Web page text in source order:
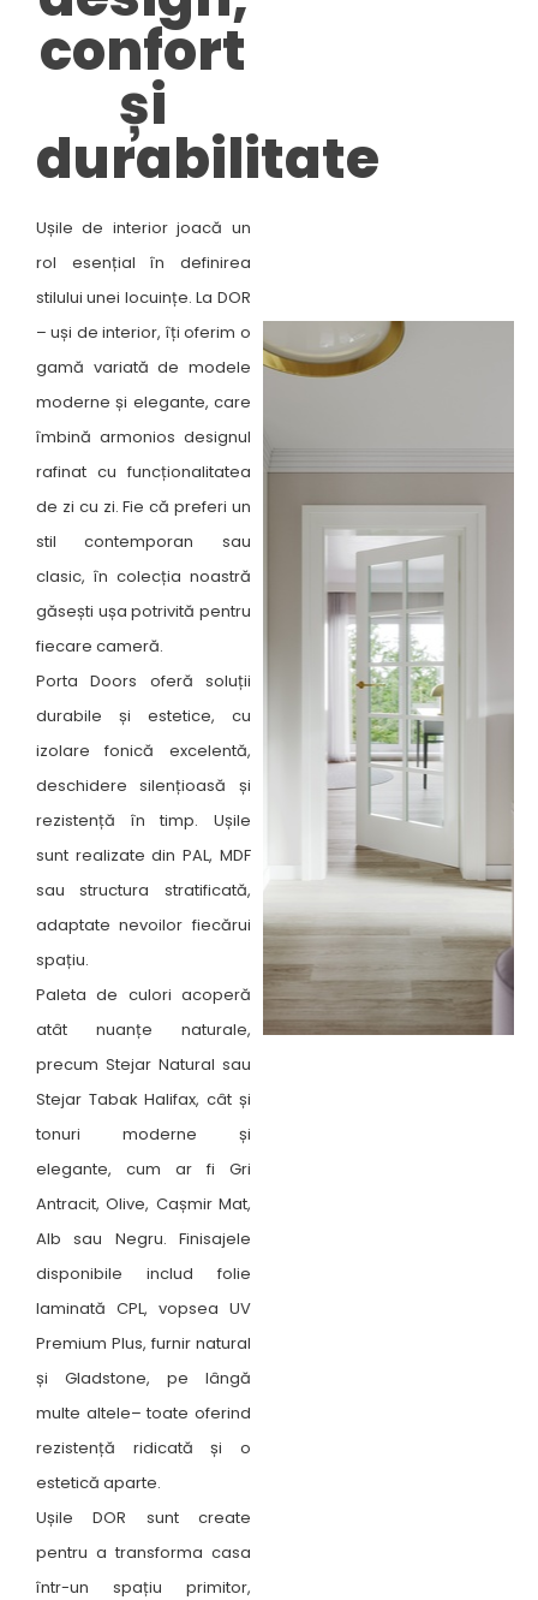
CLASSIC HOME
confort
și
durabilitate​
Ușile de interior joacă un
rol esențial în definirea
stilului unei locuințe. La DOR
– uși de interior, îți oferim o
gamă variată de modele
moderne și elegante, care
îmbină armonios designul
rafinat cu funcționalitatea
de zi cu zi. Fie că preferi un
stil contemporan sau
clasic, în colecția noastră
găsești ușa potrivită pentru
fiecare cameră. ​
Porta Doors oferă soluții
durabile și estetice, cu
izolare fonică excelentă,
deschidere silențioasă și
rezistență în timp. Ușile
sunt realizate din PAL, MDF
sau structura stratificată,
adaptate nevoilor fiecărui
spațiu.
Paleta de culori acoperă
atât nuanțe naturale,
precum Stejar Natural sau
Stejar Tabak Halifax, cât și
tonuri moderne și
elegante, cum ar fi Gri
Antracit, Olive, Cașmir Mat,
Alb sau Negru. Finisajele
disponibile includ folie
laminată CPL, vopsea UV
Premium Plus, furnir natural
și Gladstone, pe lângă
multe altele– toate oferind
rezistență ridicată și o
estetică aparte.
Ușile DOR sunt create
pentru a transforma casa
într-un spațiu primitor,